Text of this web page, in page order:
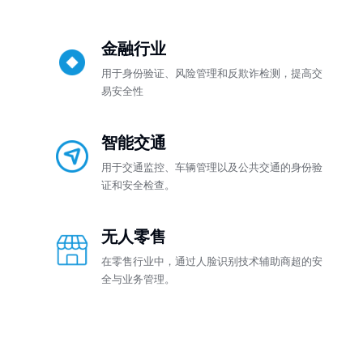
金融行业
用于身份验证、风险管理和反欺诈检测，提高交
易安全性
智能交通
用于交通监控、车辆管理以及公共交通的身份验
证和安全检查。
无人零售
在零售行业中，通过人脸识别技术辅助商超的安
全与业务管理。